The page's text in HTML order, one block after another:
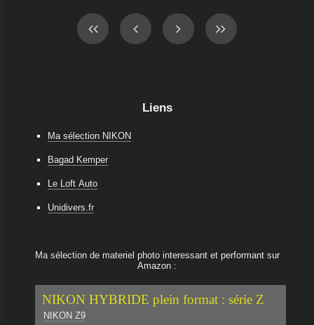
Liens
Ma sélection NIKON
Bagad Kemper
Le Loft Auto
Unidivers.fr
Ma sélection de materiel photo interessant et performant sur
Amazon :
NIKON HYBRIDE plein format : série Z
NIKON Z9